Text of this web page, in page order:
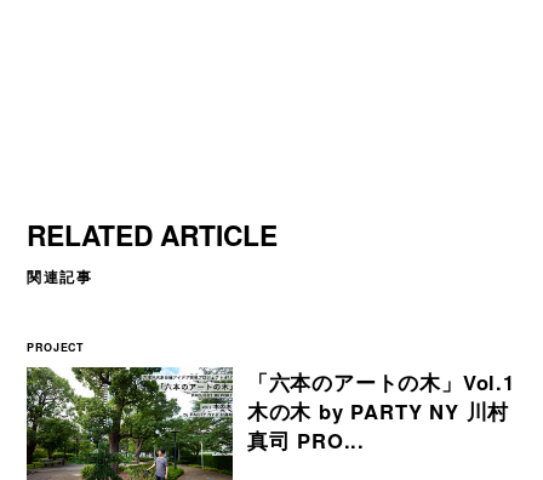
RELATED ARTICLE
関連記事
PROJECT
「六本のアートの木」Vol.1
木の木 by PARTY NY 川村
真司 PRO...